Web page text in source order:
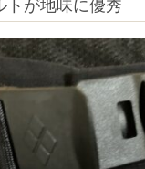
トが地味に優秀